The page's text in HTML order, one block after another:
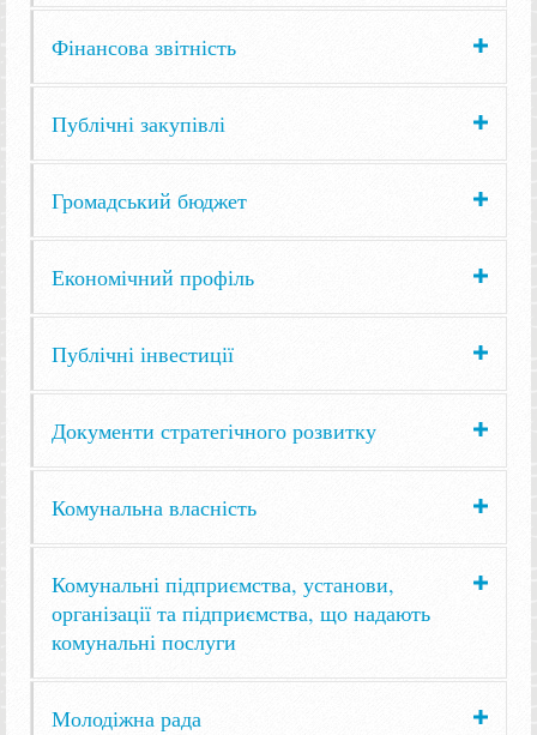
Фінансова звітність
Публічні закупівлі
Громадський бюджет
Економічний профіль
Публічні інвестиції
Документи стратегічного розвитку
Комунальна власність
Комунальні підприємства, установи,
організації та підприємства, що надають
комунальні послуги
Молодіжна рада